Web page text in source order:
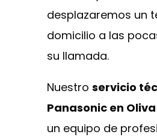
desplazaremos un
domicilio a las
su llamada.
Nuestro servicio
Panasonic en Oliva
un equipo de